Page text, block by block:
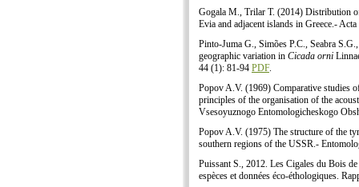
Gogala M., Trilar T. (2014) Distribution
Evia and adjacent islands in Greece.-
Pinto-Juma G., Simões P.C., Seabra
geographic variation in Cicada orni
44 (1): 81-94 PDF.
Popov A.V. (1969) Comparative studies
principles of the organisation of the
Vsesoyuznogo Entomologicheskogo
Popov A.V. (1975) The structure of the
southern regions of the USSR.-
Puissant S., 2012. Les Cigales du Bois
espèces et données éco-éthologiques.